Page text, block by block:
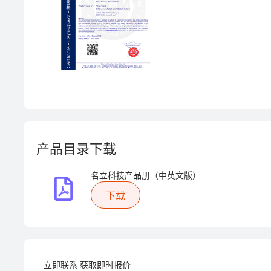
产品目录下载
名立科技产品册（中英文版）
下载
立即联系 获取即时报价